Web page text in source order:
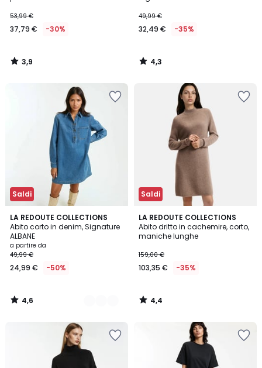
53,99 €
37,79 € -30%
3,9
/
49,99 €
32,49 € -35%
4,3
/
Saldi
LA REDOUTE COLLECTIONS
Abito corto in denim, Signature
ALBANE
a partire da
49,99 €
24,99 € -50%
4,6
/ 5
2
Colori
4,6
/
Saldi
LA REDOUTE COLLECTIONS
Abito dritto in cachemire, corto,
maniche lunghe
159,00 €
103,35 € -35%
4,4
/ 5
4,4
/